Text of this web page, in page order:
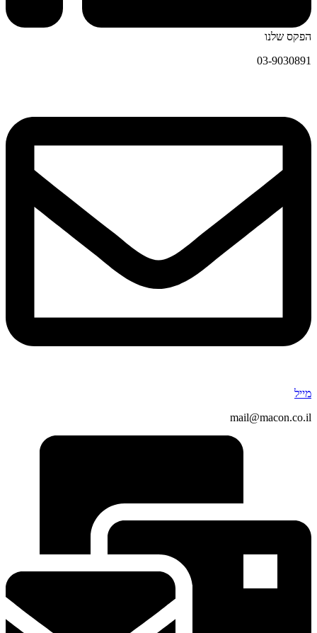
הפקס שלנו
03-9030891
מייל
mail@macon.co.il